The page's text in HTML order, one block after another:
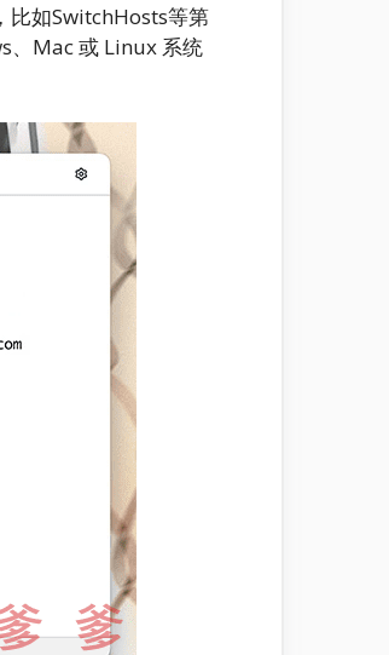
比如SwitchHosts等第
、Mac 或 Linux 系统